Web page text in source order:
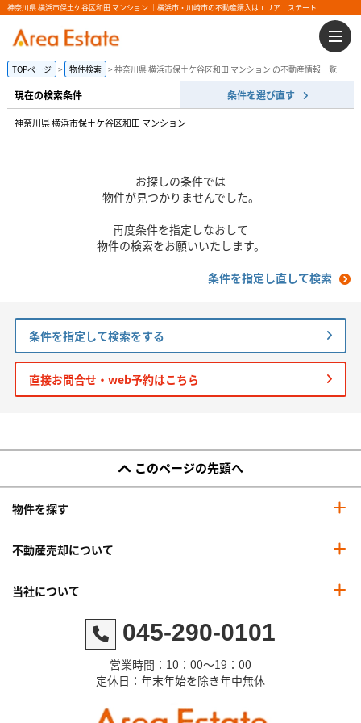
神奈川県 横浜市保土ケ谷区和田 マンション ｜横浜市・川崎市の不動産購入はエリアエステート
TOPページ 物件検索 神奈川県 横浜市保土ケ谷区和田 マンション の不動産情報一覧
現在の検索条件 条件を選び直す
神奈川県 横浜市保土ケ谷区和田 マンション
お探しの条件では
物件が見つかりませんでした。
再度条件を指定しなおして
物件の検索をお願いいたします。
条件を指定し直して検索
条件を指定して検索をする
直接お問合せ・web予約はこちら
このページの先頭へ
物件を探す
不動産売却について
当社について
045-290-0101
営業時間：10：00～19：00
定休日：年末年始を除き年中無休